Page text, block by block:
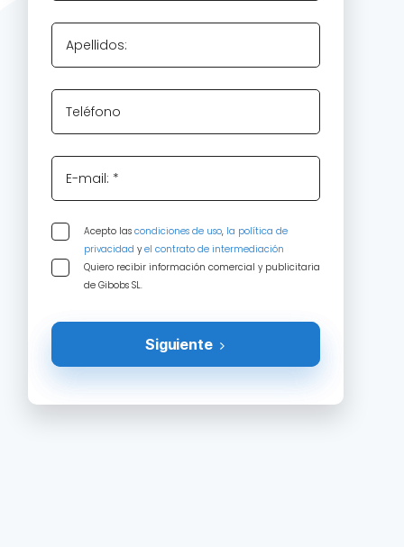
Apellidos:
Teléfono
E-mail: *
Acepto las condiciones de uso, la política de
privacidad yel contrato de intermediación
Quiero recibir información comercial y publicitaria
de Gibobs SL.